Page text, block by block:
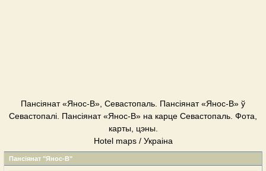
Пансіянат «Янос-В», Севастопаль. Пансіянат «Янос-В» ў
Севастопалі. Пансіянат «Янос-В» на карце Севастопаль. Фота,
карты, цэны.
Hotel maps / Украіна
Пансіянат "Янос-В"